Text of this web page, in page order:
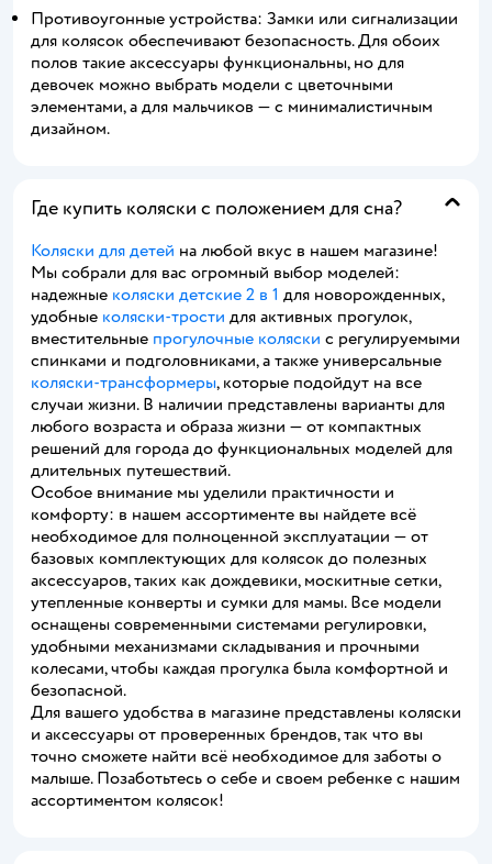
Противоугонные устройства: Замки или сигнализации
для колясок обеспечивают безопасность. Для обоих
полов такие аксессуары функциональны, но для
девочек можно выбрать модели с цветочными
элементами, а для мальчиков — с минималистичным
дизайном.
Где купить коляски с положением для сна?
Коляски для детей на любой вкус в нашем магазине!
Мы собрали для вас огромный выбор моделей:
надежные коляски детские 2 в 1 для новорожденных,
удобные коляски-трости для активных прогулок,
вместительные прогулочные коляски с регулируемыми
спинками и подголовниками, а также универсальные
коляски-трансформеры, которые подойдут на все
случаи жизни. В наличии представлены варианты для
любого возраста и образа жизни — от компактных
решений для города до функциональных моделей для
длительных путешествий.
Особое внимание мы уделили практичности и
комфорту: в нашем ассортименте вы найдете всё
необходимое для полноценной эксплуатации — от
базовых комплектующих для колясок до полезных
аксессуаров, таких как дождевики, москитные сетки,
утепленные конверты и сумки для мамы. Все модели
оснащены современными системами регулировки,
удобными механизмами складывания и прочными
колесами, чтобы каждая прогулка была комфортной и
безопасной.
Для вашего удобства в магазине представлены коляски
и аксессуары от проверенных брендов, так что вы
точно сможете найти всё необходимое для заботы о
малыше. Позаботьтесь о себе и своем ребенке с нашим
ассортиментом колясок!